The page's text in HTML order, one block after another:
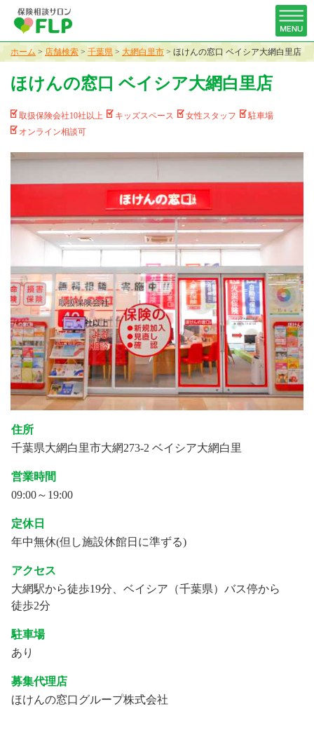
ホーム > 店舗検索 > 千葉県 > 大網白里市 > ほけんの窓口 ベイシア大網白里店
ほけんの窓口 ベイシア大網白里店
取扱保険会社10社以上 キッズスペース 女性スタッフ
駐車場
オンライン相談可
住所
千葉県大網白里市大網273-2 ベイシア大網白里
営業時間
09:00～19:00
定休日
年中無休(但し施設休館日に準ずる)
アクセス
大網駅から徒歩19分、ベイシア（千葉県）バス停から
徒歩2分
駐車場
あり
募集代理店
ほけんの窓口グループ株式会社